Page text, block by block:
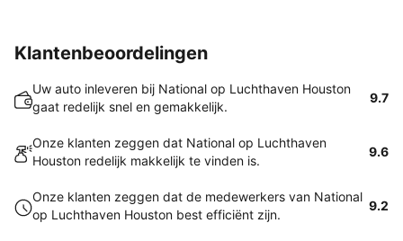
Klantenbeoordelingen
Uw auto inleveren bij National op Luchthaven Houston
gaat redelijk snel en gemakkelijk.
9.7
Onze klanten zeggen dat National op Luchthaven
Houston redelijk makkelijk te vinden is.
9.6
Onze klanten zeggen dat de medewerkers van National
op Luchthaven Houston best efficiënt zijn.
9.2